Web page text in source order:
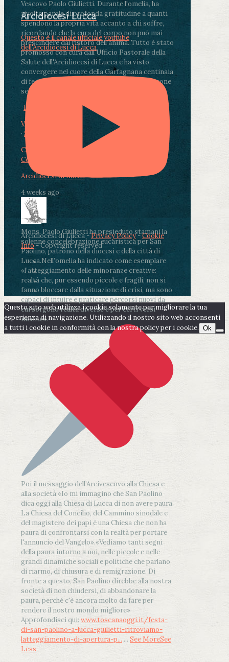
Vescovo Paolo Giulietti. Durante l'omelia, ha
rivolto parole di profonda gratitudine a quanti
spendono la propria vita accanto a chi soffre,
ricordando che la cura del corpo non può mai
prescindere dal ristoro dell'anima..Tutto è stato
promosso con cura dall'Ufficio Pastorale della
Salute dell'Arcidiocesi di Lucca e ha visto
convergere nel cuore della Garfagnana centinaia
di fedeli, operatori sanitari, volontari e persone
segnate dalla malattia.
Photo
View on Facebook
· Share
Condividi su Facebook
Condividi su LinkedIn
Arcidiocesi di Lucca
4 weeks ago
Mons. Paolo Giulietti ha presieduto stamani la
solenne concelebrazione eucaristica per San
Paolino, patrono della diocesi e della città di
Lucca.Nell’omelia ha indicato come esemplare
«l’atteggiamento delle minoranze creative:
realtà che, pur essendo piccole e fragili, non si
fanno bloccare dalla situazione di crisi, ma sono
capaci di intuire e praticare percorsi nuovi da
cui sorgono realtà diverse e per certi versi
inedite».
Poi il messaggio dell’Arcivescovo alla Chiesa e
alla società:«Io mi immagino che San Paolino
dica oggi alla Chiesa di Lucca di non avere paura.
La Chiesa del Concilio, del Cammino sinodale e
del magistero dei papi è una Chiesa che non ha
paura di confrontarsi con la realtà per portare
l'annuncio del Vangelo».«Vediamo tanti segni
della paura intorno a noi, nelle piccole e nelle
grandi dinamiche sociali e politiche che parlano
di riarmo, di chiusura e di remigrazione. Di
fronte a questo, San Paolino direbbe alla nostra
società di non chiudersi, di abbandonare la
paura, perché c'è ancora molto da fare per
rendere il nostro mondo migliore»
Approfondisci qui: www.toscanaoggi.it/festa-
di-san-paolino-a-lucca-giulietti-ritroviamo-
latteggiamento-di-apertura-p... ... See MoreSee
Less
Arcidiocesi Lucca
Questo è il canale ufficiale youtube
dell'Arcidiocesi di Lucca
Arcidiocesi di Lucca -Privacy Policy-Cookie
Info- Copyright reserved
Questo sito web utilizza i cookie solamente per migliorare la tua
esperienza di navigazione. Utilizzando il nostro sito web acconsenti
a tutti i cookie in conformità con la nostra policy per i cookie. Ok